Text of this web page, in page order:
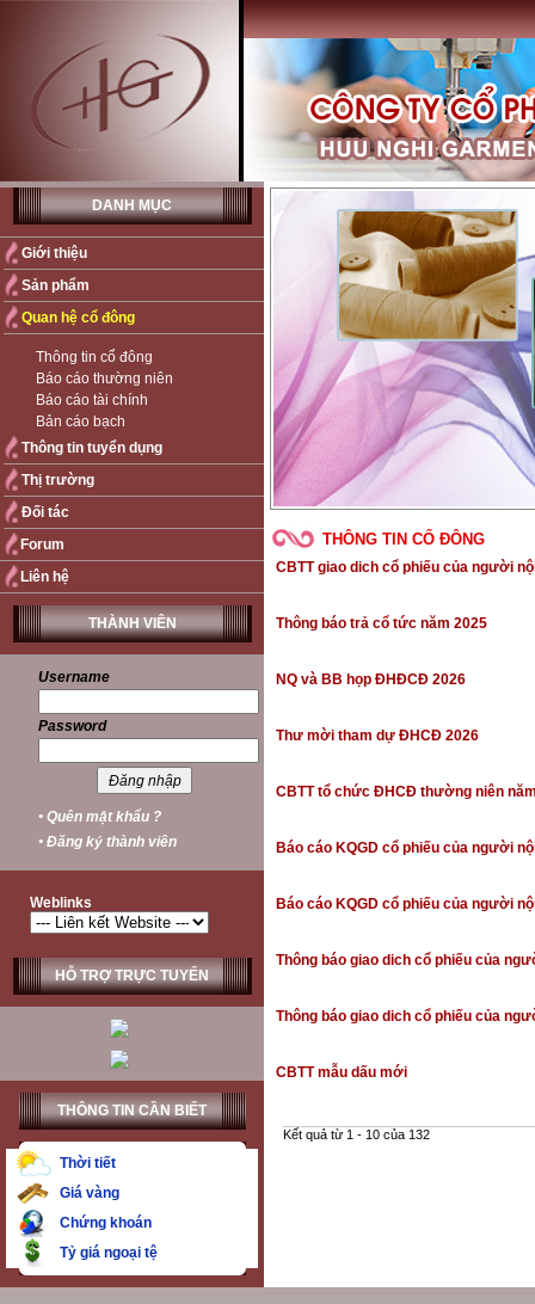
DANH MỤC
Giới thiệu
Sản phẩm
Quan hệ cổ đông
Thông tin cổ đông
Báo cáo thường niên
Báo cáo tài chính
Bản cáo bạch
Thông tin tuyển dụng
Thị trường
Đối tác
Forum
Liên hệ
THÀNH VIÊN
Username
Password
• Quên mật khẩu ?
• Đăng ký thành viên
Weblinks
HỖ TRỢ TRỰC TUYẾN
THÔNG TIN CẦN BIẾT
Thời tiết
Giá vàng
Chứng khoán
Tỷ giá ngoại tệ
THÔNG TIN CỔ ĐÔNG
CBTT giao dich cổ phiếu của người
Thông báo trả cổ tức năm 2025
NQ và BB họp ĐHĐCĐ 2026
Thư mời tham dự ĐHCĐ 2026
CBTT tổ chức ĐHCĐ thường niên
Báo cáo KQGD cổ phiếu của người
Báo cáo KQGD cổ phiếu của người
Thông báo giao dich cổ phiếu của
Thông báo giao dich cổ phiếu của
CBTT mẫu dấu mới
Kết quả từ 1 - 10 của 132